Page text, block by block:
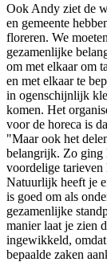
Ook Andy ziet de
en gemeente
floreren. We
gezamenlijke
om met elkaar om
en met elkaar te
in ogenschijnlijk
komen. Het
voor de horeca is
"Maar ook het
belangrijk. Zo ging
voordelige tarieven
Natuurlijk heeft je
is goed om als
gezamenlijke
manier laat je zien
ingewikkeld,
bepaalde zaken